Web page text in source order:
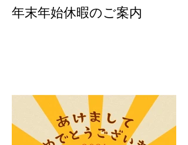
年末年始休暇のご案内